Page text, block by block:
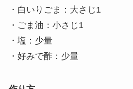
・白いりごま：大さじ1
・ごま油：小さじ1
・塩：少量
・好みで酢：少量